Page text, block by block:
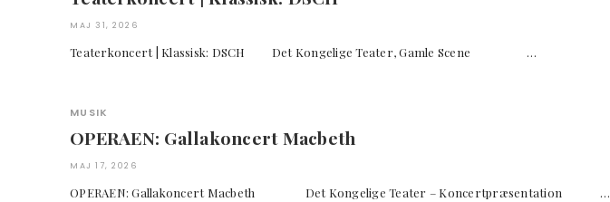
MAJ 31, 2026
Teaterkoncert | Klassisk: DSCH Det Kongelige Teater, Gamle Scene …
MUSIK
OPERAEN: Gallakoncert Macbeth
MAJ 17, 2026
OPERAEN: Gallakoncert Macbeth Det Kongelige Teater – Koncertpræsentation …